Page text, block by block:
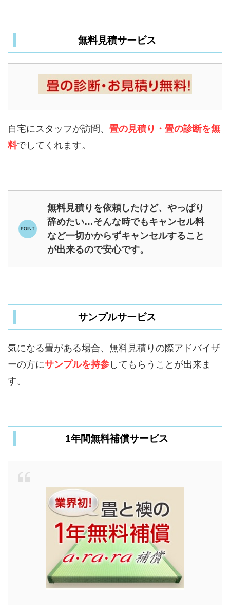
無料見積サービス
自宅にスタッフが訪問、 畳の見積り・畳の診断を無
料でしてくれます。
無料見積りを依頼したけど、やっぱり
辞めたい…そんな時でもキャンセル料
など一切かからずキャンセルすること
が出来るので安心です。
サンプルサービス
気になる畳がある場合、無料見積りの際アドバイザ
ーの方にサンプルを持参してもらうことが出来ま
す。
1年間無料補償サービス